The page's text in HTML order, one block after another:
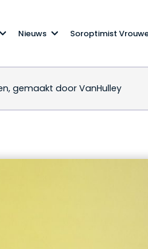
Nieuws Soroptimist
gemaakt door VanHulley